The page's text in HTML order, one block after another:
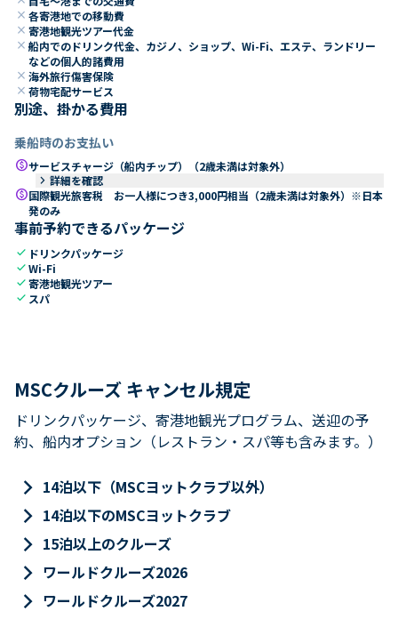
close 各寄港地での移動費
close 寄港地観光ツアー代金
close 船内でのドリンク代金、カジノ、ショップ、Wi-Fi、エステ、ランドリー
などの個人的諸費用
close 海外旅行傷害保険
close 荷物宅配サービス
別途、掛かる費用
乗船時のお支払い
paidサービスチャージ（船内チップ）（2歳未満は対象外）
keyboard_arrow_right 詳細を確認
paid国際観光旅客税 お一人様につき3,000円相当（2歳未満は対象外）※日本
発のみ
事前予約できるパッケージ
check ドリンクパッケージ
checkWi-Fi
check寄港地観光ツアー
check スパ
MSCクルーズ キャンセル規定
ドリンクパッケージ、寄港地観光プログラム、送迎の予
約、船内オプション（レストラン・スパ等も含みます。）
keyboard_arrow_right 14泊以下（MSCヨットクラブ以外）
keyboard_arrow_right 14泊以下のMSCヨットクラブ
keyboard_arrow_right 15泊以上のクルーズ
keyboard_arrow_right ワールドクルーズ2026
keyboard_arrow_right ワールドクルーズ2027